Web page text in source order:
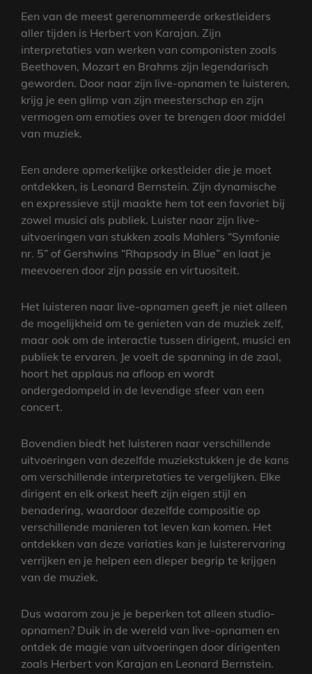
Een van de meest gerenommeerde orkestleiders
aller tijden is Herbert von Karajan. Zijn
interpretaties van werken van componisten zoals
Beethoven, Mozart en Brahms zijn legendarisch
geworden. Door naar zijn live-opnamen te luisteren,
krijg je een glimp van zijn meesterschap en zijn
vermogen om emoties over te brengen door middel
van muziek.
Een andere opmerkelijke orkestleider die je moet
ontdekken, is Leonard Bernstein. Zijn dynamische
en expressieve stijl maakte hem tot een favoriet bij
zowel musici als publiek. Luister naar zijn live-
uitvoeringen van stukken zoals Mahlers “Symfonie
nr. 5” of Gershwins “Rhapsody in Blue” en laat je
meevoeren door zijn passie en virtuositeit.
Het luisteren naar live-opnamen geeft je niet alleen
de mogelijkheid om te genieten van de muziek zelf,
maar ook om de interactie tussen dirigent, musici en
publiek te ervaren. Je voelt de spanning in de zaal,
hoort het applaus na afloop en wordt
ondergedompeld in de levendige sfeer van een
concert.
Bovendien biedt het luisteren naar verschillende
uitvoeringen van dezelfde muziekstukken je de kans
om verschillende interpretaties te vergelijken. Elke
dirigent en elk orkest heeft zijn eigen stijl en
benadering, waardoor dezelfde compositie op
verschillende manieren tot leven kan komen. Het
ontdekken van deze variaties kan je luisterervaring
verrijken en je helpen een dieper begrip te krijgen
van de muziek.
Dus waarom zou je je beperken tot alleen studio-
opnamen? Duik in de wereld van live-opnamen en
ontdek de magie van uitvoeringen door dirigenten
zoals Herbert von Karajan en Leonard Bernstein.